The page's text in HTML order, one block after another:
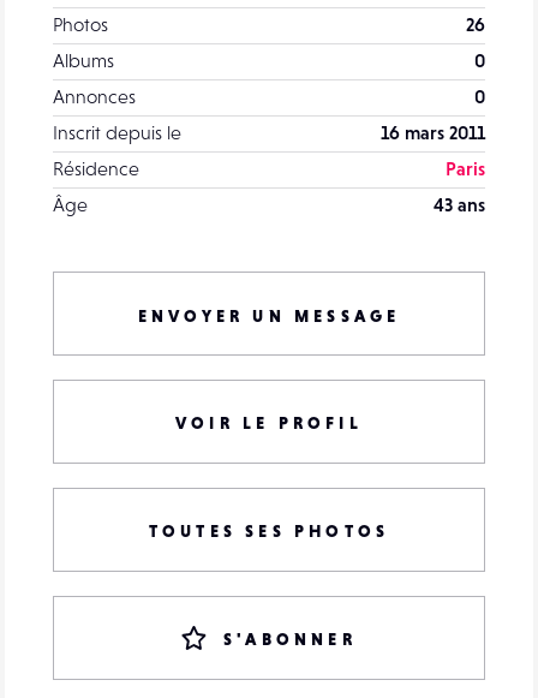
Photos
26
Albums
0
Annonces
0
Inscrit depuis le
16 mars 2011
Résidence
Paris
Âge
43 ans
ENVOYER UN MESSAGE
VOIR LE PROFIL
TOUTES SES PHOTOS
S'ABONNER